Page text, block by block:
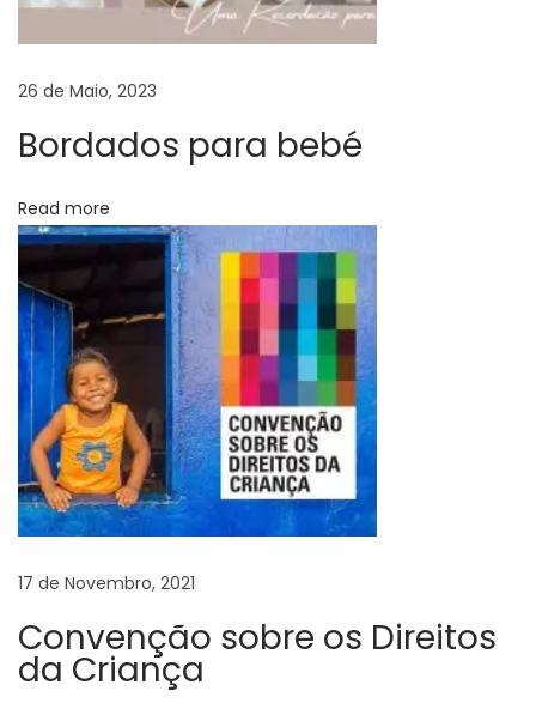
m
M
n
a
g
e
m
o
n
l
z
a
26 de Maio, 2023
Bordados para bebé
Read more
17 de Novembro, 2021
Convenção sobre os Direitos
da Criança